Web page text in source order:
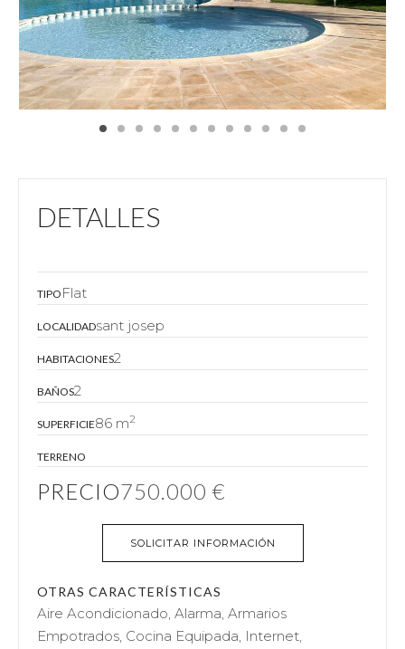
DETALLES
TIPO Flat
LOCALIDADsant josep
HABITACIONES2
BAÑOS2
SUPERFICIE86 m2
TERRENO
PRECIO750.000 €
SOLICITAR INFORMACIÓN
OTRAS CARACTERÍSTICAS
Aire Acondicionado, Alarma, Armarios
Empotrados, Cocina Equipada, Internet,